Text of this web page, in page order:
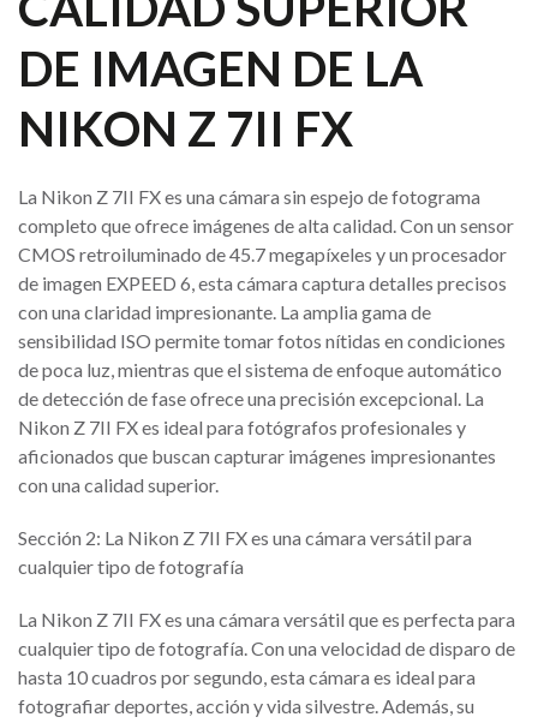
DE IMAGEN DE LA
NIKON Z 7II FX
La Nikon Z 7II FX es una cámara sin espejo de fotograma
completo que ofrece imágenes de alta calidad. Con un sensor
CMOS retroiluminado de 45.7 megapíxeles y un procesador
de imagen EXPEED 6, esta cámara captura detalles precisos
con una claridad impresionante. La amplia gama de
sensibilidad ISO permite tomar fotos nítidas en condiciones
de poca luz, mientras que el sistema de enfoque automático
de detección de fase ofrece una precisión excepcional. La
Nikon Z 7II FX es ideal para fotógrafos profesionales y
aficionados que buscan capturar imágenes impresionantes
con una calidad superior.
Sección 2: La Nikon Z 7II FX es una cámara versátil para
cualquier tipo de fotografía
La Nikon Z 7II FX es una cámara versátil que es perfecta para
cualquier tipo de fotografía. Con una velocidad de disparo de
hasta 10 cuadros por segundo, esta cámara es ideal para
fotografiar deportes, acción y vida silvestre. Además, su